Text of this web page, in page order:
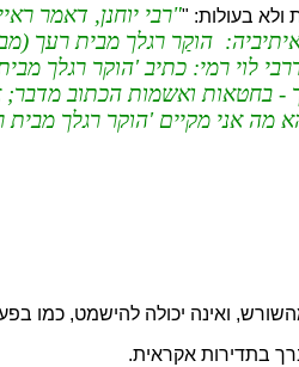
בעולות: " רבי יוחנן, דאמר
איתיביה: הוקַר רגלך מבית
רמי: כתיב 'הוקר רגלך
- בחטאות ואשמות הכתוב
מה אני מקיים 'הוקר רגלך
ואינה יכולה להישמט, כמו
בתדירות אקראית.